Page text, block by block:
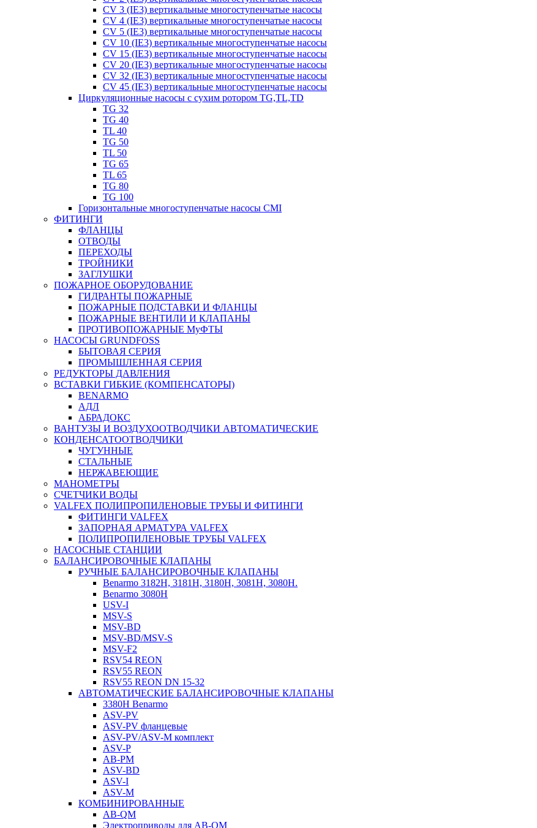
CV 3 (IE3) вертикальные многоступенчатые насосы
CV 4 (IE3) вертикальные многоступенчатые насосы
CV 5 (IE3) вертикальные многоступенчатые насосы
CV 10 (IE3) вертикальные многоступенчатые насосы
CV 15 (IE3) вертикальные многоступенчатые насосы
CV 20 (IE3) вертикальные многоступенчатые насосы
CV 32 (IE3) вертикальные многоступенчатые насосы
CV 45 (IE3) вертикальные многоступенчатые насосы
Циркуляционные насосы с сухим ротором TG,TL,TD
TG 32
TG 40
TL 40
TG 50
TL 50
TG 65
TL 65
TG 80
TG 100
Горизонтальные многоступенчатые насосы CMI
ФИТИНГИ
ФЛАНЦЫ
ОТВОДЫ
ПЕРЕХОДЫ
ТРОЙНИКИ
ЗАГЛУШКИ
ПОЖАРНОЕ ОБОРУДОВАНИЕ
ГИДРАНТЫ ПОЖАРНЫЕ
ПОЖАРНЫЕ ПОДСТАВКИ И ФЛАНЦЫ
ПОЖАРНЫЕ ВЕНТИЛИ И КЛАПАНЫ
ПРОТИВОПОЖАРНЫЕ МуФТЫ
НАСОСЫ GRUNDFOSS
БЫТОВАЯ СЕРИЯ
ПРОМЫШЛЕННАЯ СЕРИЯ
РЕДУКТОРЫ ДАВЛЕНИЯ
ВСТАВКИ ГИБКИЕ (КОМПЕНСАТОРЫ)
BENARMO
АДЛ
АБРАДОКС
ВАНТУЗЫ И ВОЗДУХООТВОДЧИКИ АВТОМАТИЧЕСКИЕ
КОНДЕНСАТООТВОДЧИКИ
ЧУГУННЫЕ
СТАЛЬНЫЕ
НЕРЖАВЕЮЩИЕ
МАНОМЕТРЫ
СЧЕТЧИКИ ВОДЫ
VALFEX ПОЛИПРОПИЛЕНОВЫЕ ТРУБЫ И ФИТИНГИ
ФИТИНГИ VALFEX
ЗАПОРНАЯ АРМАТУРА VALFEX
ПОЛИПРОПИЛЕНОВЫЕ ТРУБЫ VALFEX
НАСОСНЫЕ СТАНЦИИ
БАЛАНСИРОВОЧНЫЕ КЛАПАНЫ
РУЧНЫЕ БАЛАНСИРОВОЧНЫЕ КЛАПАНЫ
Benarmo 3182H, 3181Н, 3180Н, 3081Н, 3080Н.
Benarmo 3080H
USV-I
MSV-S
MSV-BD
MSV-BD/MSV-S
MSV-F2
RSV54 REON
RSV55 REON
RSV55 REON DN 15-32
АВТОМАТИЧЕСКИЕ БАЛАНСИРОВОЧНЫЕ КЛАПАНЫ
3380H Benarmo
ASV-PV
ASV-PV фланцевые
ASV-PV/ASV-M комплект
ASV-P
AB-PM
ASV-BD
ASV-I
ASV-M
КОМБИНИРОВАННЫЕ
AB-QM
Электроприводы для AB-QM